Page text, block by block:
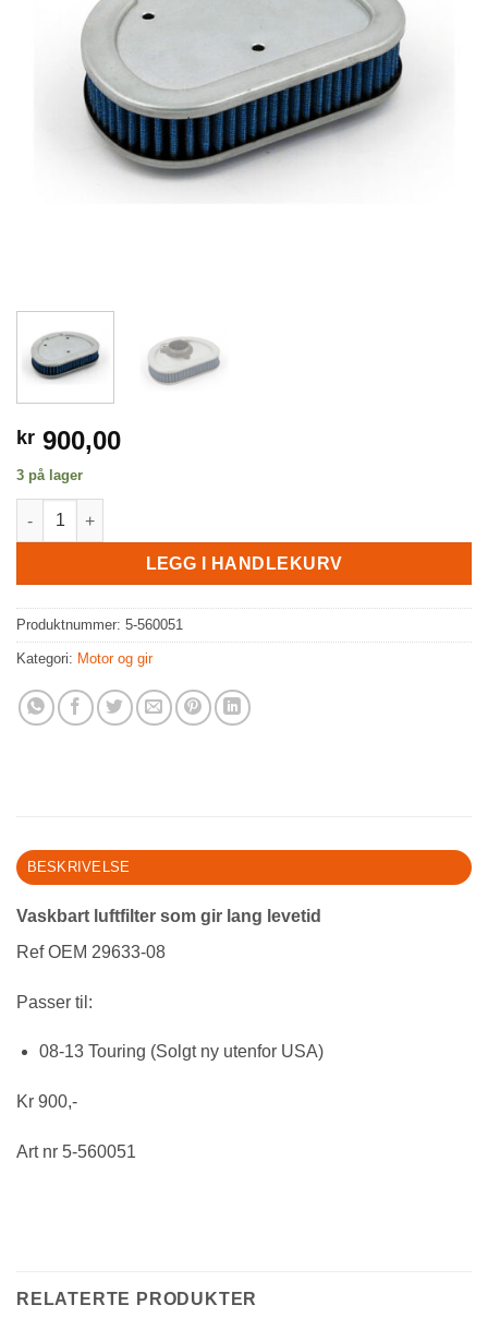
kr 900,00
3 på lager
Luftfilter, Touring 08-13 antall
LEGG I HANDLEKURV
Produktnummer: 5-560051
Kategori: Motor og gir
BESKRIVELSE
Vaskbart luftfilter som gir lang levetid
Ref OEM 29633-08
Passer til:
08-13 Touring (Solgt ny utenfor USA)
Kr 900,-
Art nr 5-560051
RELATERTE PRODUKTER